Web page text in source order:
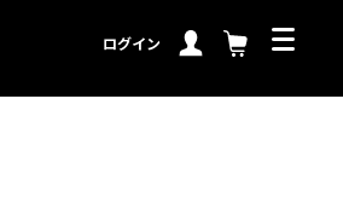
ログイン